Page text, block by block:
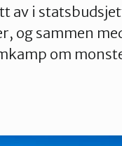
av i
og sammen
om